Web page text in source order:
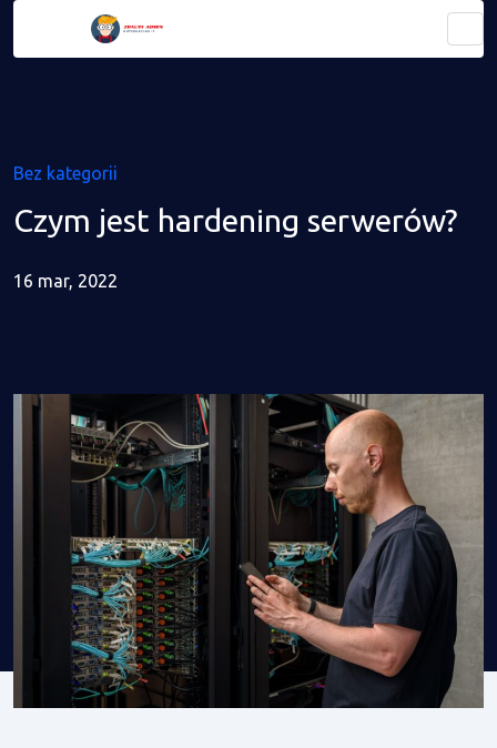
Bez kategorii
Czym jest hardening serwerów?
16 mar, 2022